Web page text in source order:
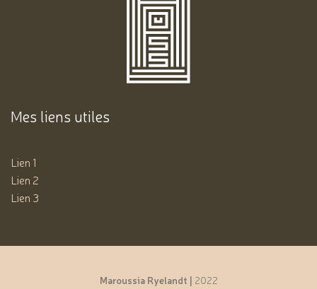
Mes liens utiles
Lien 1
Lien 2
Lien 3
Maroussia Ryelandt | 2022